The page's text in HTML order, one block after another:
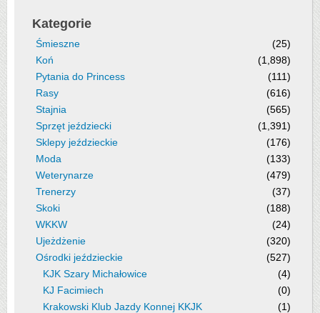
Kategorie
Śmieszne
(25)
Koń
(1,898)
Pytania do Princess
(111)
Rasy
(616)
Stajnia
(565)
Sprzęt jeździecki
(1,391)
Sklepy jeździeckie
(176)
Moda
(133)
Weterynarze
(479)
Trenerzy
(37)
Skoki
(188)
WKKW
(24)
Ujeżdżenie
(320)
Ośrodki jeździeckie
(527)
KJK Szary Michałowice
(4)
KJ Facimiech
(0)
Krakowski Klub Jazdy Konnej KKJK
(1)